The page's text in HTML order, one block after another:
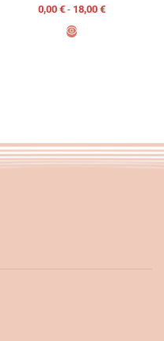
0,00 € - 18,00 €